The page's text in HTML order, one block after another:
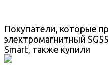
Покупатели, которые
электромагнитный
Smart, также купили